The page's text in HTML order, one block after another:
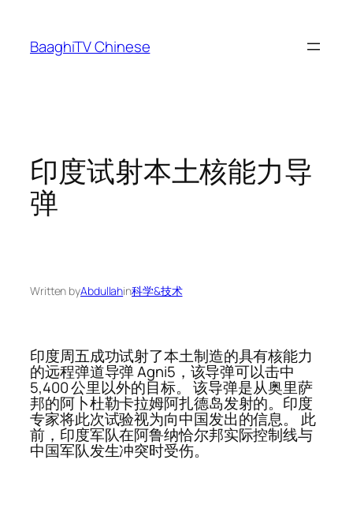
content
BaaghiTV Chinese
印度试射本土核能力导
弹
Written byAbdullahin科学&技术
印度周五成功试射了本土制造的具有核能力
的远程弹道导弹 Agni5，该导弹可以击中
5,400 公里以外的目标。 该导弹是从奥里萨
邦的阿卜杜勒卡拉姆阿扎德岛发射的。印度
专家将此次试验视为向中国发出的信息。 此
前，印度军队在阿鲁纳恰尔邦实际控制线与
中国军队发生冲突时受伤。